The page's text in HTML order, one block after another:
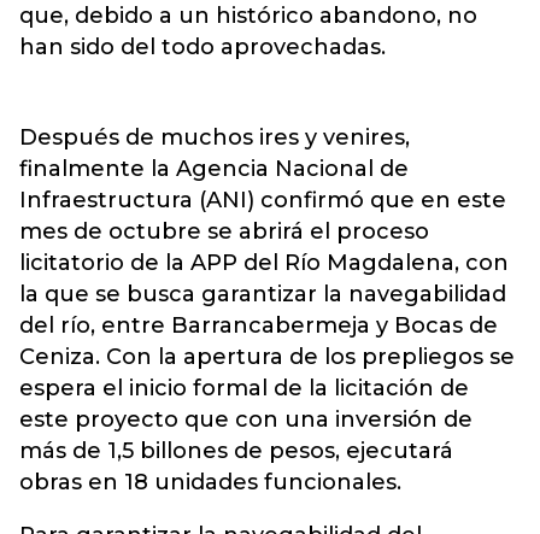
que, debido a un histórico abandono, no
han sido del todo aprovechadas.
Después de muchos ires y venires,
finalmente la Agencia Nacional de
Infraestructura (ANI) confirmó que en este
mes de octubre se abrirá el proceso
licitatorio de la APP del Río Magdalena, con
la que se busca garantizar la navegabilidad
del río, entre Barrancabermeja y Bocas de
Ceniza. Con la apertura de los prepliegos se
espera el inicio formal de la licitación de
este proyecto que con una inversión de
más de 1,5 billones de pesos, ejecutará
obras en 18 unidades funcionales.